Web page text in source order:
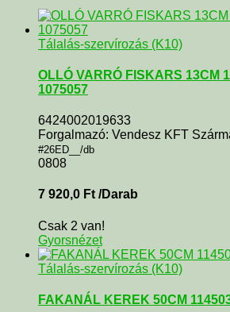
Tálalás-szervírozás (K10)
OLLÓ VARRÓ FISKARS 13CM
1075057
6424002019633
Forgalmazó: Vendesz KFT
#26ED__/db
0808
7 920,0 Ft /Darab
Csak 2 van!
Gyorsnézet
Tálalás-szervírozás (K10)
FAKANÁL KEREK 50CM